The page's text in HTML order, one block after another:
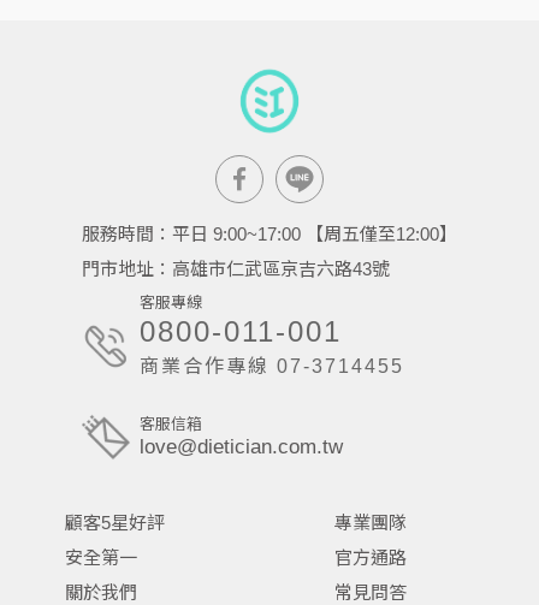
顧客5星好評
安全第一
關於我們
專業團隊
官方通路
常見問答
服務時間：平日 9:00~17:00 【周五僅至12:00】
門市地址：高雄市仁武區京吉六路43號
客服專線
0800-011-001
商業合作專線 07-3714455
客服信箱
love@dietician.com.tw